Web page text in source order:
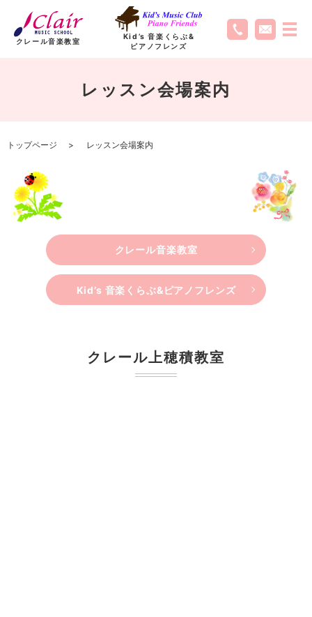
クレール音楽教室
Kid’s 音楽くらぶ&
ピアノフレンズ
レッスン会場案内
トップページ レッスン会場案内
クレール音楽教室
Kid’s 音楽くらぶ&ピアノフレンズ
クレール上穂積教室